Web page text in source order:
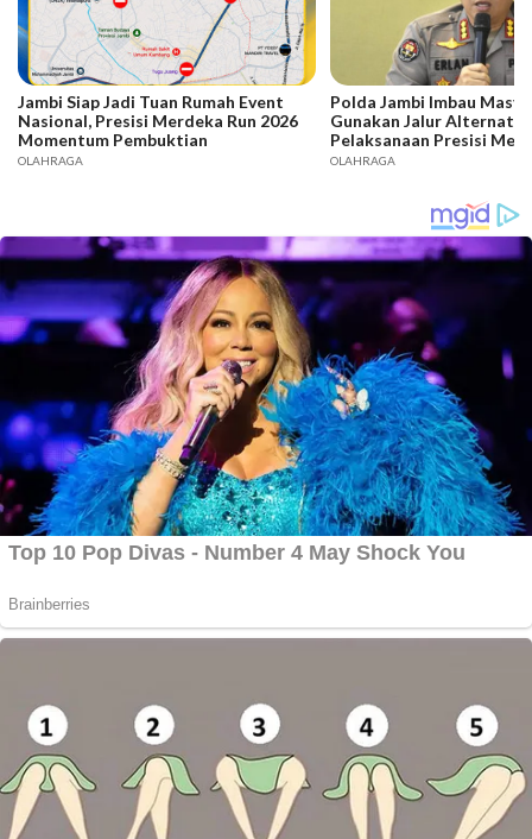
Jambi Siap Jadi Tuan Rumah Event
Nasional, Presisi Merdeka Run 2026
Momentum Pembuktian
OLAHRAGA
Polda Jambi Imbau
Gunakan Jalur Alternatif
Pelaksanaan Presisi
2026
OLAHRAGA